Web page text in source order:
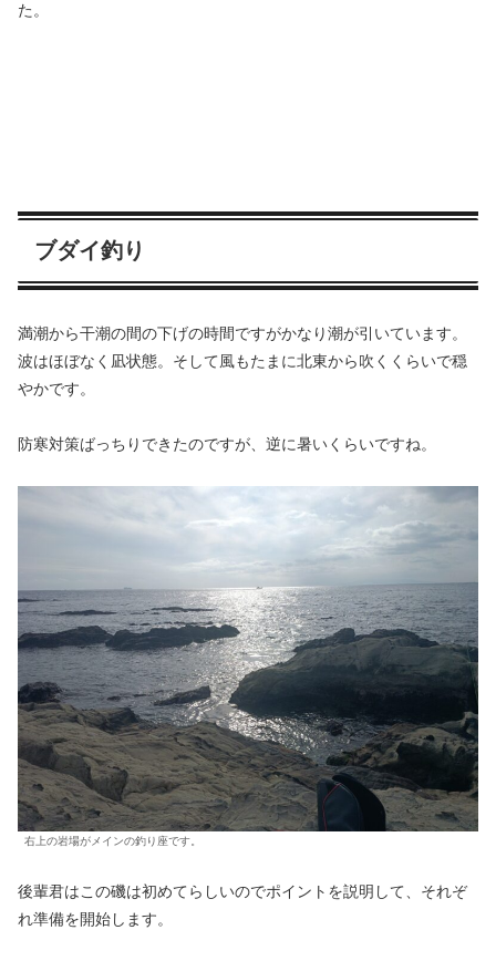
た。
ブダイ釣り
満潮から干潮の間の下げの時間ですがかなり潮が引いています。
波はほぼなく凪状態。そして風もたまに北東から吹くくらいで穏
やかです。
防寒対策ばっちりできたのですが、逆に暑いくらいですね。
右上の岩場がメインの釣り座です。
後輩君はこの磯は初めてらしいのでポイントを説明して、それぞ
れ準備を開始します。